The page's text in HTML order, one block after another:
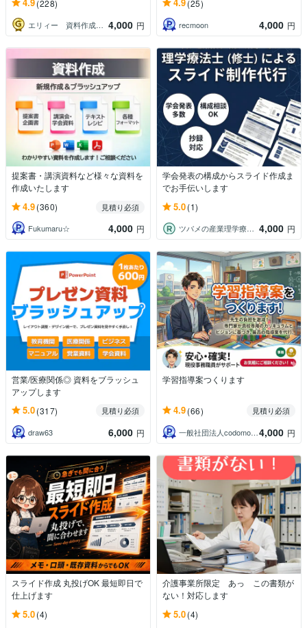
4.9(228)
エリィー 資料作成お任せください 4,000 円
4.9(25)
recmoon 4,000 円
提案書・講演資料など様々な資料を
作成いたします
4.9(360)
見積り必須
Fukumaru☆
4,000 円
学会発表の構成からスライド作成ま
でお手伝いします
5.0(1)
ツバメの産業理学療法士 4,000 円
営業/医療関係◎ 資料をブラッシュ
アップします
5.0(317)
見積り必須
draw63
6,000 円
学習指導案つくります
4.9(66)
見積り必須
一般社団法人codomopment 4,000 円
スライド作成 丸投げOK 最短即日で
仕上げます
5.0(4)
介護事業所限定 あっ この書類が
ない！対応します
5.0(4)